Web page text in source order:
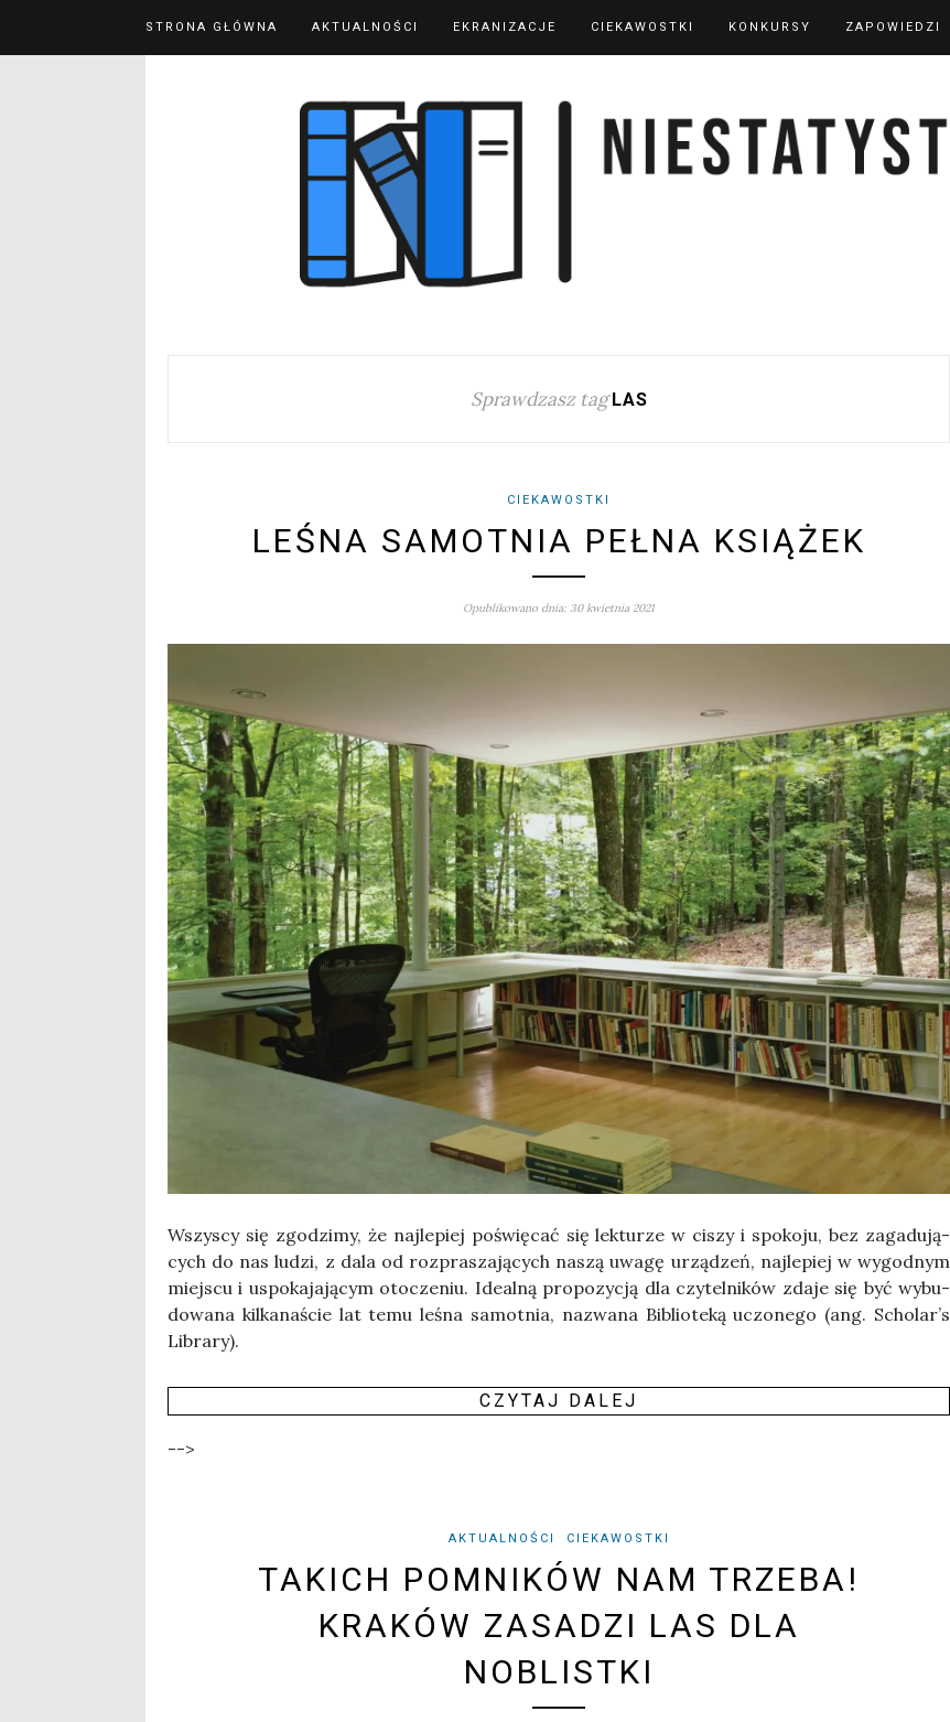
STRONA GŁÓWNA AKTUALNOŚCI EKRANIZACJE CIEKAWOSTKI KONKURSY ZAPOWIEDZI
Sprawdzasz tag LAS
CIEKAWOSTKI
LEŚNA SAMOTNIA PEŁNA KSIĄŻEK
Opublikowano dnia: 30 kwietnia 2021
Wszy­scy się zgo­dzi­my, że naj­le­piej poświę­cać się lek­tu­rze w ciszy i spo­ko­ju, bez zaga­du­ją­
cych do nas ludzi, z dala od roz­pra­sza­ją­cych naszą uwa­gę urzą­dzeń, naj­le­piej w wygod­nym
miej­scu i uspo­ka­ja­ją­cym oto­cze­niu. Ide­al­ną pro­po­zy­cją dla czy­tel­ni­ków zda­je się być wybu­
do­wa­na kil­ka­na­ście lat temu leśna samot­nia, nazwa­na Biblio­te­ką uczo­ne­go (ang. Scholar’s
Libra­ry).
CZY­TAJ DALEJ
-->
AKTUALNOŚCI CIEKAWOSTKI
TAKICH POMNIKÓW NAM TRZEBA!
KRAKÓW ZASADZI LAS DLA
NOBLISTKI